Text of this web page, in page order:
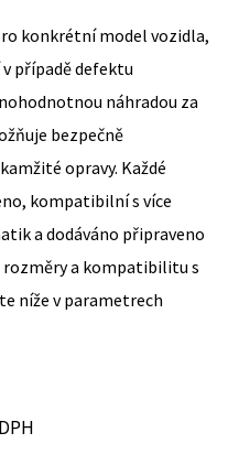
konkrétní model vozidla,
případě defektu
náhradou za
bezpečně
opravy. Každé
kompatibilní s více
a dodáváno připraveno
rozměry a kompatibilitu s
níže v parametrech